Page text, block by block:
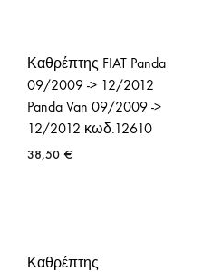
Καθρέπτης FIAT Panda
09/2009 -> 12/2012
Panda Van 09/2009 ->
12/2012 κωδ.12610
38,50 €
Καθρέπτης